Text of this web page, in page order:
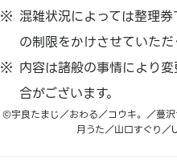
混雑状況によっては整理
の制限をかけさせていただ
内容は諸般の事情により
合がございます。
©宇良たまじ／おわる／コウキ。／蔓
月うた／山口すぐり／